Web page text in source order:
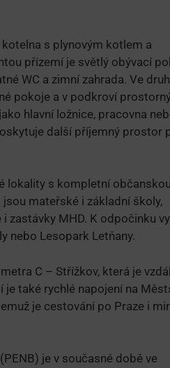
s plynovým kotlem a
přízemí je světlý obývací
WC a zimní zahrada. Ve
pokoje a v podkroví
hlavní ložnice, pracovna
další příjemný prostor
lokality s kompletní občanskou
mateřské i základní školy,
zastávky MHD. K odpočinku
nebo Lesopark Letňany.
C – Střížkov, která je
také rychlé napojení na
je cestování po Praze i
je v současné době ve